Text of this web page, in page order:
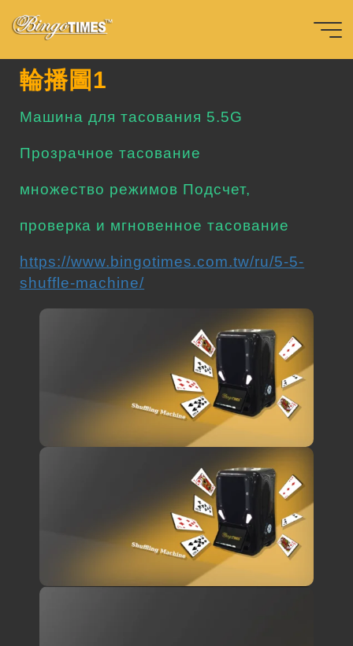
содержимому
天下數位科
輪播圖1
輪播圖1
Машина для тасования 5.5G
Прозрачное тасование
множество режимов Подсчет,
проверка и мгновенное тасование
https://www.bingotimes.com.tw/ru/5-5-
shuffle-machine/